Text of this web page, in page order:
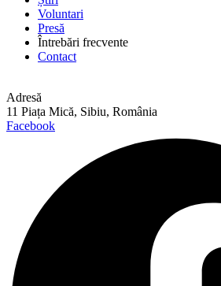
Voluntari
Presă
Întrebări frecvente
Contact
Adresă
11 Piața Mică, Sibiu, România
Facebook